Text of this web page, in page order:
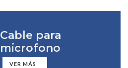
Cable para
microfono
VER MÁS